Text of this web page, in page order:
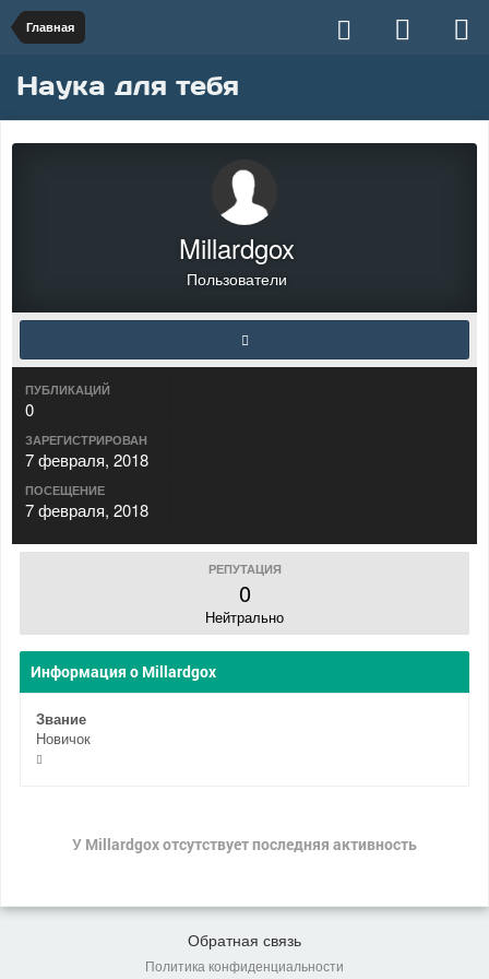
Главная
Наука для тебя
Millardgox
Пользователи
ПУБЛИКАЦИЙ
0
ЗАРЕГИСТРИРОВАН
7 февраля, 2018
ПОСЕЩЕНИЕ
7 февраля, 2018
РЕПУТАЦИЯ
0
Нейтрально
Информация о Millardgox
Звание
Новичок
У Millardgox отсутствует последняя активность
Обратная связь
Политика конфиденциальности